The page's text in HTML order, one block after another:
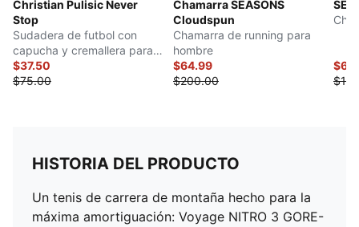
Lengüeta y cuello acolchados
Drenaje en los dedos
Caída desde el talón hasta los dedos 6.0
Christian Pulisic Never
Stop
Sudadera de futbol con
capucha y cremallera para
hombre
$37.50
$75.00
Chamarra SEASONS
Cloudspun
Chamarra de running para
hombre
$64.99
$200.00
HISTORIA DEL PRODUCTO
Un tenis de carrera de montaña hecho para la
máxima amortiguación: Voyage NITRO 3 GORE-